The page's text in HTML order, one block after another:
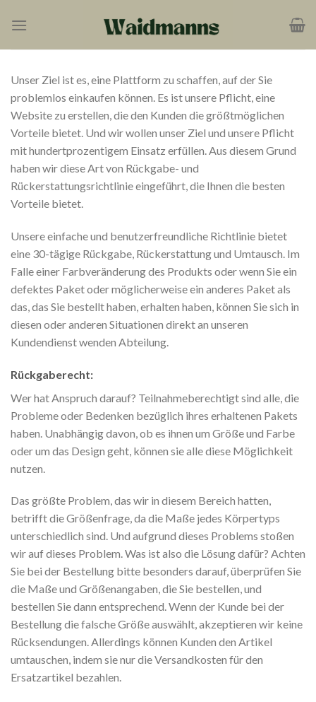
Inhalt
Unser Ziel ist es, eine Plattform zu schaffen, auf der Sie
problemlos einkaufen können. Es ist unsere Pflicht, eine
Website zu erstellen, die den Kunden die größtmöglichen
Vorteile bietet. Und wir wollen unser Ziel und unsere Pflicht
mit hundertprozentigem Einsatz erfüllen. Aus diesem Grund
haben wir diese Art von Rückgabe- und
Rückerstattungsrichtlinie eingeführt, die Ihnen die besten
Vorteile bietet.
Unsere einfache und benutzerfreundliche Richtlinie bietet
eine 30-tägige Rückgabe, Rückerstattung und Umtausch. Im
Falle einer Farbveränderung des Produkts oder wenn Sie ein
defektes Paket oder möglicherweise ein anderes Paket als
das, das Sie bestellt haben, erhalten haben, können Sie sich in
diesen oder anderen Situationen direkt an unseren
Kundendienst wenden Abteilung.
Rückgaberecht:
Wer hat Anspruch darauf? Teilnahmeberechtigt sind alle, die
Probleme oder Bedenken bezüglich ihres erhaltenen Pakets
haben. Unabhängig davon, ob es ihnen um Größe und Farbe
oder um das Design geht, können sie alle diese Möglichkeit
nutzen.
Das größte Problem, das wir in diesem Bereich hatten,
betrifft die Größenfrage, da die Maße jedes Körpertyps
unterschiedlich sind. Und aufgrund dieses Problems stoßen
wir auf dieses Problem. Was ist also die Lösung dafür? Achten
Sie bei der Bestellung bitte besonders darauf, überprüfen Sie
die Maße und Größenangaben, die Sie bestellen, und
bestellen Sie dann entsprechend. Wenn der Kunde bei der
Bestellung die falsche Größe auswählt, akzeptieren wir keine
Rücksendungen. Allerdings können Kunden den Artikel
umtauschen, indem sie nur die Versandkosten für den
Ersatzartikel bezahlen.